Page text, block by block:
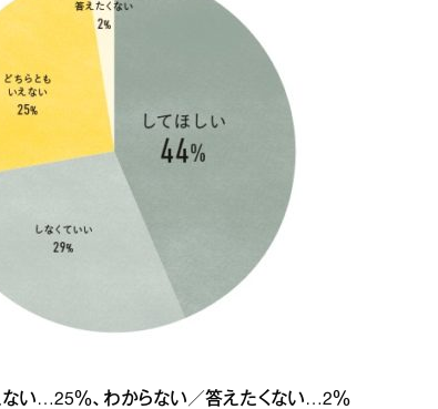
い…25％、わからない／答えたくない…2％